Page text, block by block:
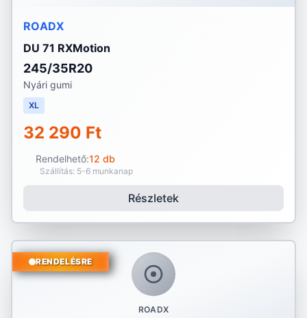
ROADX
DU 71 RXMotion
245/35R20
Nyári gumi
XL
32 290 Ft
Rendelhető:12 db
Szállítás: 5-6 munkanap
Részletek
ROADX
RENDELÉSRE